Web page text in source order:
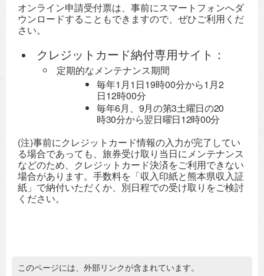
オンライン申請受付票は、事前にスマートフォンへダ
ウンロードすることもできますので、ぜひご利用くだ
さい。
クレジットカード納付専用サイト：
定期的なメンテナンス期間
毎年1月1日19時00分から1月2
日12時00分
​毎年6月、9月の第3土曜日の20
時30分から翌日曜日12時00分
(注)事前にクレジットカード情報の入力が完了してい
る場合であっても、旅券受け取り当日にメンテナンス
などのため、クレジットカード決済をご利用できない
場合があります。手数料を「収入印紙と熊本県収入証
紙」で納付いただくか、別日程での受け取りをご検討
ください。
追加情報：外部リンク
このページには、外部リンクが含まれています。